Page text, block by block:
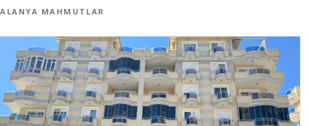
ALANYA MAHMUTLAR